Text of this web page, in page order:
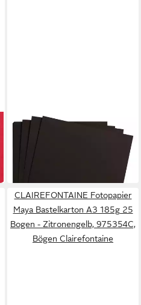
CLAIREFONTAINE
Fotopapier Maya
CLAIREFONTAINE Fotopapier
Maya Bastelkarton A3 185g 25
Bogen - Zitronengelb, 975354C,
Bögen Clairefontaine